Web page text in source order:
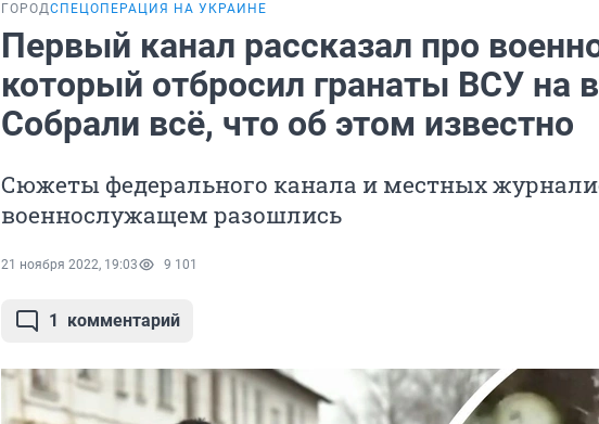
ГОРОДСПЕЦОПЕРАЦИЯ НА УКРАИНЕ
Первый канал рассказал про
который отбросил гранаты ВСУ на
Собрали всё, что об этом известно
Сюжеты федерального канала и местных
военнослужащем разошлись
21 ноября 2022, 19:03 9 101
1 комментарий